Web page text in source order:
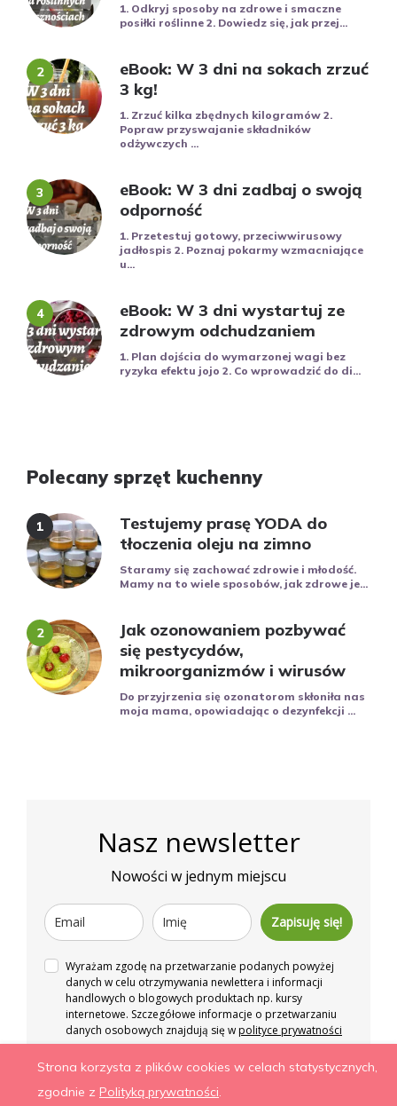
1. Odkryj sposoby na zdrowe i smaczne
posiłki roślinne 2. Dowiedz się, jak przej...
eBook: W 3 dni na sokach zrzuć
3 kg!
1. Zrzuć kilka zbędnych kilogramów 2.
Popraw przyswajanie składników
odżywczych ...
eBook: W 3 dni zadbaj o swoją
odporność
1. Przetestuj gotowy, przeciwwirusowy
jadłospis 2. Poznaj pokarmy wzmacniające
u...
eBook: W 3 dni wystartuj ze
zdrowym odchudzaniem
1. Plan dojścia do wymarzonej wagi bez
ryzyka efektu jojo 2. Co wprowadzić do di...
Polecany sprzęt kuchenny
Testujemy prasę YODA do
tłoczenia oleju na zimno
Staramy się zachować zdrowie i młodość.
Mamy na to wiele sposobów, jak zdrowe je...
Jak ozonowaniem pozbywać
się pestycydów,
mikroorganizmów i wirusów
Do przyjrzenia się ozonatorom skłoniła nas
moja mama, opowiadając o dezynfekcji ...
Nasz newsletter
Nowości w jednym miejscu
Zapisuję się!
Wyrażam zgodę na przetwarzanie podanych powyżej
danych w celu otrzymywania newlettera i informacji
handlowych o blogowych produktach np. kursy
internetowe. Szczegółowe informacje o przetwarzaniu
danych osobowych znajdują się wpolityce prywatności
Więcej niż zdrowe odżywianie. Wszelkie prawa
zastrzeżone.
Strona korzysta z plików cookies w celach statystycznych,
zgodnie z Polityką prywatności.